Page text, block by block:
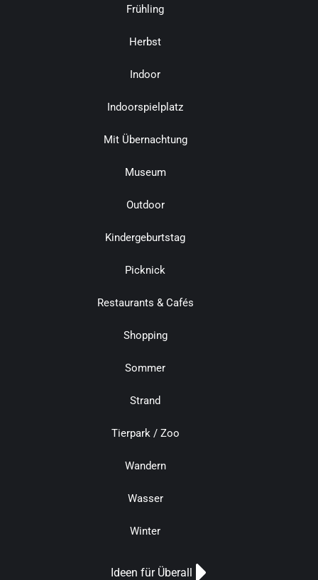
Frühling
Herbst
Indoor
Indoorspielplatz
Mit Übernachtung
Museum
Outdoor
Kindergeburtstag
Picknick
Restaurants & Cafés
Shopping
Sommer
Strand
Tierpark / Zoo
Wandern
Wasser
Winter
Ideen für Überall